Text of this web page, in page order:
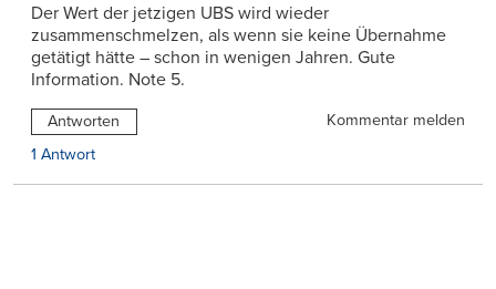
Der Wert der jetzigen UBS wird wieder
zusammenschmelzen, als wenn sie keine Übernahme
getätigt hätte – schon in wenigen Jahren. Gute
Information. Note 5.
Antworten
Kommentar melden
1 Antwort